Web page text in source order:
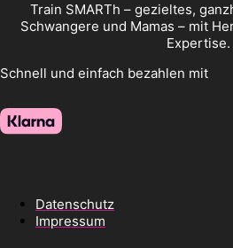
Train SMARTh – gezieltes,
Schwangere und Mamas – mit
Expertise.
Schnell und einfach bezahlen mit
Datenschutz
Impressum